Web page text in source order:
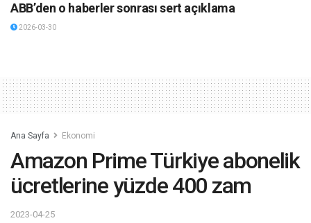
ABB’den o haberler sonrası sert açıklama
2026-03-30
Ana Sayfa Ekonomi
Amazon Prime Türkiye abonelik
ücretlerine yüzde 400 zam
2023-04-25